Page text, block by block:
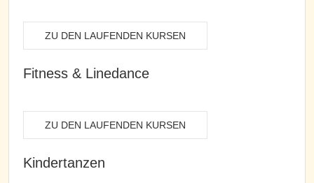
ZU DEN LAUFENDEN KURSEN
Fitness & Linedance
ZU DEN LAUFENDEN KURSEN
Kindertanzen